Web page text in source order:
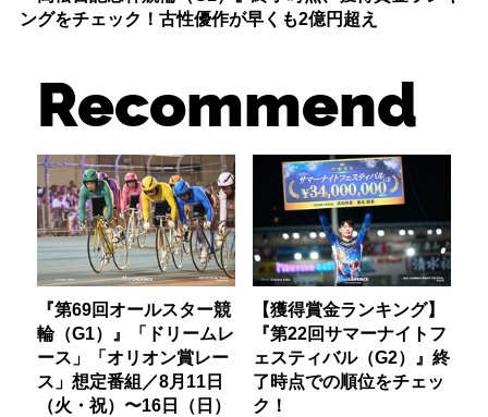
ングをチェック！古性優作が早くも2億円超え
Recommend
『第69回オールスター競
輪（G1）』「ドリームレ
ース」「オリオン賞レー
ス」想定番組／8月11日
（火・祝）〜16日（日）
【獲得賞金ランキング】
『第22回サマーナイトフ
ェスティバル（G2）』終
了時点での順位をチェッ
ク！